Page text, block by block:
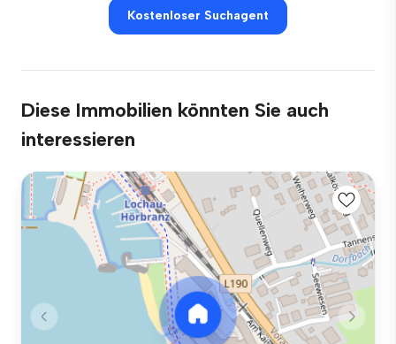
Kostenloser Suchagent
Diese Immobilien könnten Sie auch
interessieren